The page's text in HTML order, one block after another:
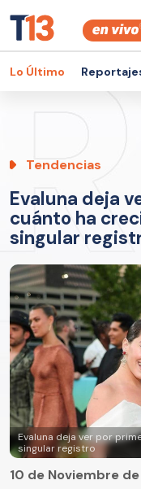
Lo Último
Tendencias
Evaluna deja
cuánto ha
singular
Evaluna deja ver por
singular registro
10 de Noviembre